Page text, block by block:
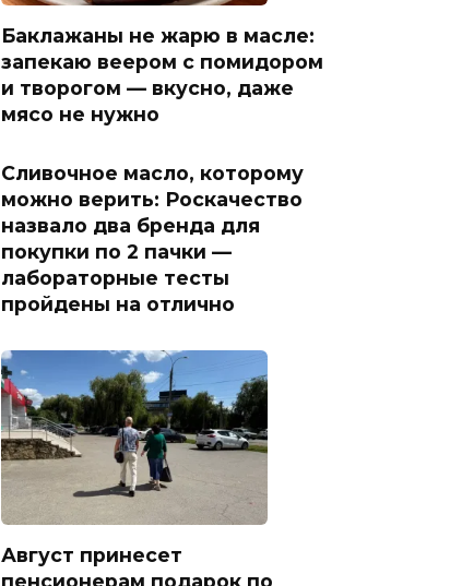
Баклажаны не жарю в масле:
запекаю веером с помидором
и творогом — вкусно, даже
мясо не нужно
Сливочное масло, которому
можно верить: Роскачество
назвало два бренда для
покупки по 2 пачки —
лабораторные тесты
пройдены на отлично
Август принесет
пенсионерам подарок по